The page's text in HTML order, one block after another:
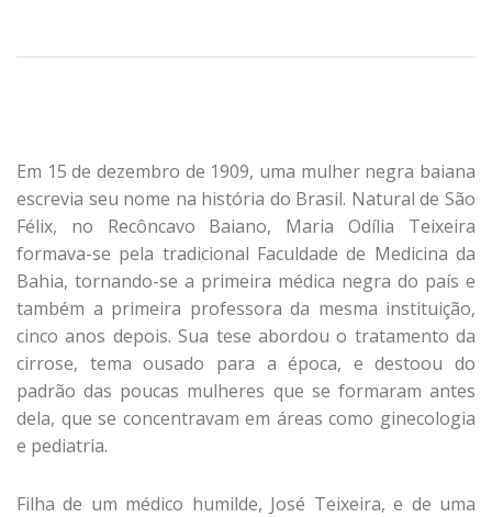
Em 15 de dezembro de 1909, uma mulher negra baiana
escrevia seu nome na história do Brasil. Natural de São
Félix, no Recôncavo Baiano, Maria Odília Teixeira
formava-se pela tradicional Faculdade de Medicina da
Bahia, tornando-se a primeira médica negra do país e
também a primeira professora da mesma instituição,
cinco anos depois. Sua tese abordou o tratamento da
cirrose, tema ousado para a época, e destoou do
padrão das poucas mulheres que se formaram antes
dela, que se concentravam em áreas como ginecologia
e pediatria.
Filha de um médico humilde, José Teixeira, e de uma